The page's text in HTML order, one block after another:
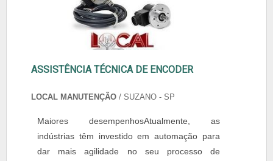
ASSISTÊNCIA TÉCNICA DE ENCODER
LOCAL MANUTENÇÃO / SUZANO - SP
Maiores desempenhosAtualmente, as
indústrias têm investido em automação para
dar mais agilidade no seu processo de